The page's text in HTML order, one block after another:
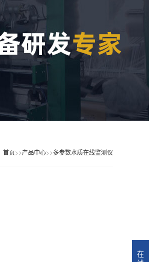
首页>>产品中心>>多参数水质在线监测仪
在